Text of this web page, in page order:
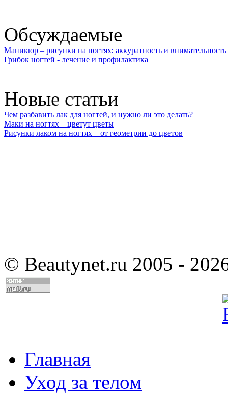
Обсуждаемые
Маникюр – рисунки на ногтях: аккуратность и
Грибок ногтей - лечение и профилактика
Новые статьи
Чем разбавить лак для ногтей, и нужно ли это делать?
Маки на ногтях – цветут цветы
Рисунки лаком на ногтях – от геометрии до цветов
© Beautynet.ru 2005 -
Главная
Уход за телом